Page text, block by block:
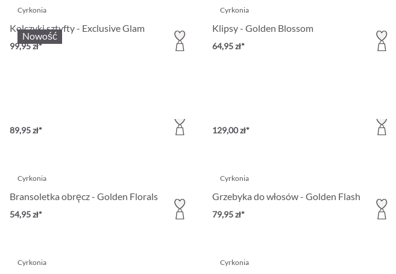
Nowość
Cyrkonia
Kolczyki sztyfty - Exclusive Glam
99,95 zł*
Cyrkonia
Klipsy - Golden Blossom
64,95 zł*
89,95 zł* 129,00 zł*
Cyrkonia
Bransoletka obręcz - Golden Florals
54,95 zł*
Cyrkonia
Grzebyka do włosów - Golden Flash
79,95 zł*
Cyrkonia Cyrkonia